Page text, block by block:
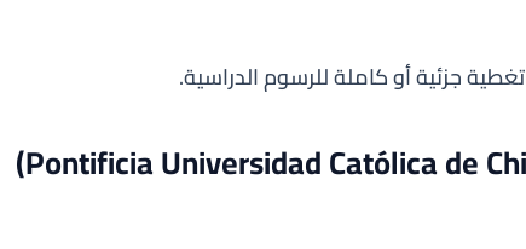
جزئية أو كاملة للرسوم الدراسية.